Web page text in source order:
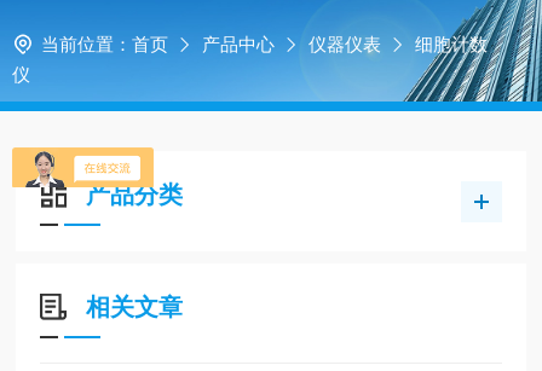
当前位置： 首页 产品中心 仪器仪表
细胞计数
仪
产品分类
相关文章